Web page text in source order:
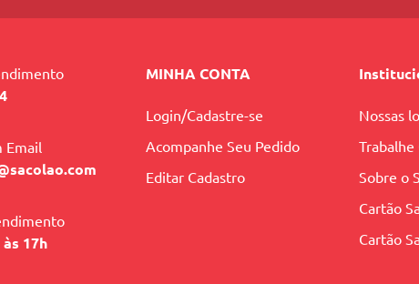
Email
às 17h
MINHA CONTA
Login/Cadastre-se
Acompanhe Seu Pedido
Editar Cadastro
Nossas
Trabalhe
Sobre o
Cartão
Cartão